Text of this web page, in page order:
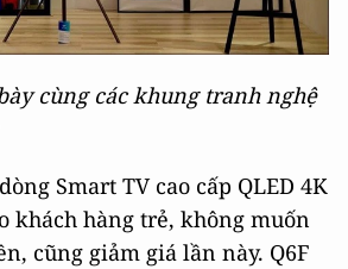
cùng các khung tranh nghệ
Smart TV cao cấp QLED 4K
khách hàng trẻ, không muốn
cũng giảm giá lần này. Q6F